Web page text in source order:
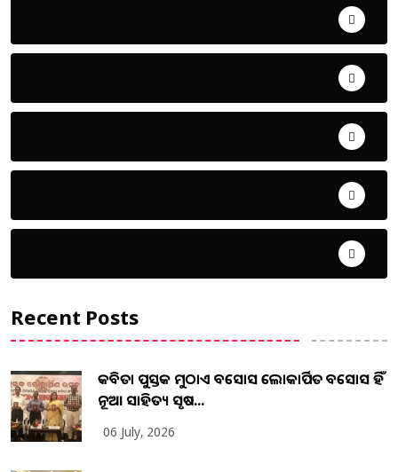
Recent Posts
କବିତା ପୁସ୍ତକ ମୁଠାଏ ଅବସୋସ ଲୋକାର୍ପିତ ଅବସୋସ ହିଁ
ନୂଆ ସାହିତ୍ୟ ସୃଷ...
06 July, 2026